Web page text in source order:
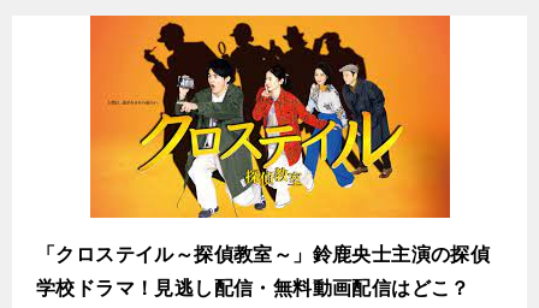
「クロステイル～探偵教室～」鈴鹿央士主演の探偵
学校ドラマ！見逃し配信・無料動画配信はどこ？